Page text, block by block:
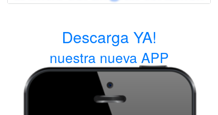
Descarga YA!
nuestra nueva APP